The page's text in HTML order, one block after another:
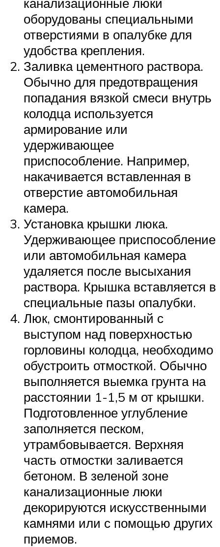
оборудованы специальными
отверстиями в опалубке для
удобства крепления.
Заливка цементного раствора.
Обычно для предотвращения
попадания вязкой смеси внутрь
колодца используется
армирование или
удерживающее
приспособление. Например,
накачивается вставленная в
отверстие автомобильная
камера.
Установка крышки люка.
Удерживающее приспособление
или автомобильная камера
удаляется после высыхания
раствора. Крышка вставляется в
специальные пазы опалубки.
Люк, смонтированный с
выступом над поверхностью
горловины колодца, необходимо
обустроить отмосткой. Обычно
выполняется выемка грунта на
расстоянии 1-1,5 м от крышки.
Подготовленное углубление
заполняется песком,
утрамбовывается. Верхняя
часть отмостки заливается
бетоном. В зеленой зоне
канализационные люки
декорируются искусственными
камнями или с помощью других
приемов.